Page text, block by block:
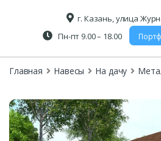
г. Казань, улица
Пн-пт 9.00 – 18.00
Главная Навесы На дачу